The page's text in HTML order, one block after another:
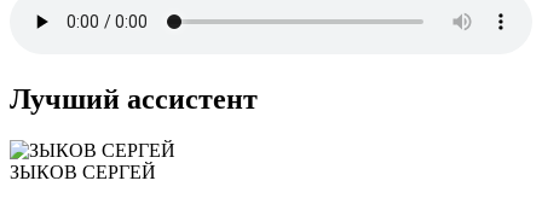
Лучший ассистент
ЗЫКОВ СЕРГЕЙ